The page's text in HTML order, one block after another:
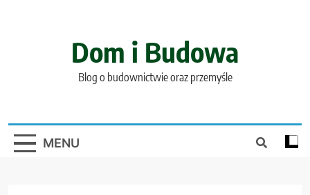
Dom i Budowa
Blog o budownictwie oraz przemyśle
MENU